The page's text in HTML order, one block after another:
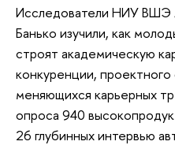
Исследователи НИУ ВШЭ
Банько изучили, как
строят академическую
конкуренции,
меняющихся карьерных
опроса 940
26 глубинных интервью